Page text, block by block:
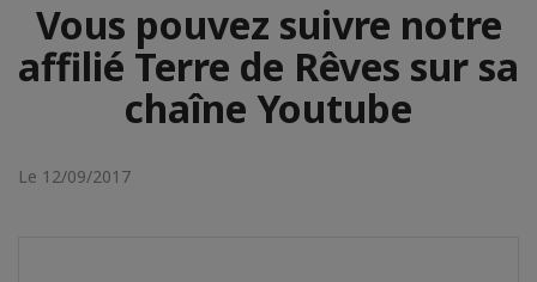
Vous pouvez suivre notre
affilié Terre de Rêves sur sa
chaîne Youtube
Le 12/09/2017